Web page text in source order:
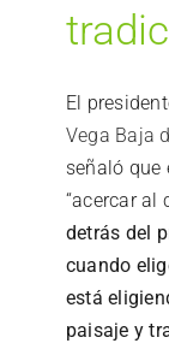
El
Vega Baja
señaló que
“acercar al
detrás del
cuando
está
paisaje y